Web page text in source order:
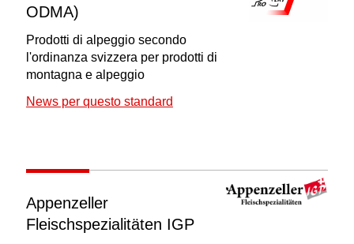
ODMA)
Prodotti di alpeggio secondo
l'ordinanza svizzera per prodotti di
montagna e alpeggio
News per questo standard
Appenzeller
Fleischspezialitäten IGP